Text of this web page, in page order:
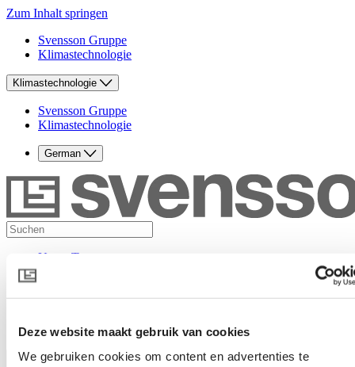
Deze website maakt gebruik van cookies
We gebruiken cookies om content en advertenties te
Zum Inhalt springen
Svensson Gruppe
Klimastechnologie
Klimastechnologie
Svensson Gruppe
Klimastechnologie
German
Unser Team
Nachrichten
Kontakt